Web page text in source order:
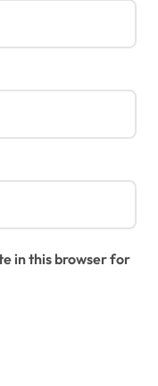
in this browser for